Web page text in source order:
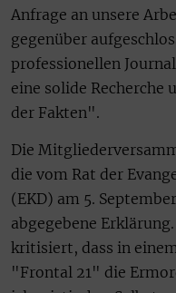
Anfrage an unsere
gegenüber
professionellen
eine solide Recherche
der Fakten".
Die
die vom Rat der
(EKD) am 5.
abgegebene
kritisiert, dass in
"Frontal 21" die